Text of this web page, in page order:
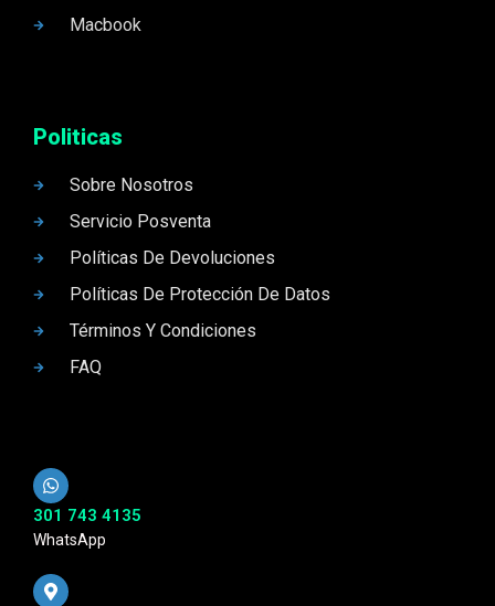
Macbook
Politicas
Sobre Nosotros
Servicio Posventa
Políticas De Devoluciones
Políticas De Protección De Datos
Términos Y Condiciones
FAQ
301 743 4135
WhatsApp